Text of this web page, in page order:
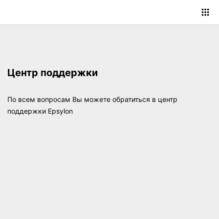
Центр поддержки
По всем вопросам Вы можете обратиться в центр
поддержки Epsylon